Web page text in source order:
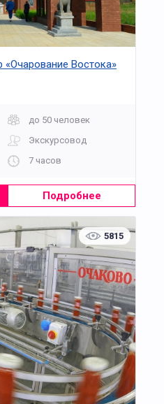
«Очарование Востока»
до 50 человек
Экскурсовод
7 часов
Подробнее
5815